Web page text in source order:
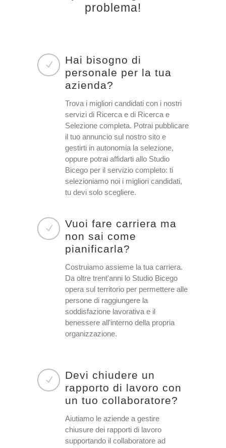
problema!
Hai bisogno di
personale per la tua
azienda?
Trova i migliori candidati con i nostri
servizi di Ricerca e di Ricerca e
Selezione completa. Potrai pubblicare
il tuo annuncio sul nostro sito e
gestirti in autonomia la selezione,
oppure potrai affidarti allo Studio
Bicego per il servizio completo: ti
selezioniamo noi i migliori candidati,
tu devi solo scegliere.
Vuoi fare carriera ma
non sai come
pianificarla?
Costruiamo assieme la tua carriera.
Da oltre trent'anni lo Studio Bicego
opera sul territorio per permettere alle
persone di raggiungere la
soddisfazione lavorativa e il
benessere all'interno della propria
organizzazione.
Devi chiudere un
rapporto di lavoro con
un tuo collaboratore?
Aiutiamo le aziende a gestire
chiusure dei rapporti di lavoro
supportando il collaboratore ad